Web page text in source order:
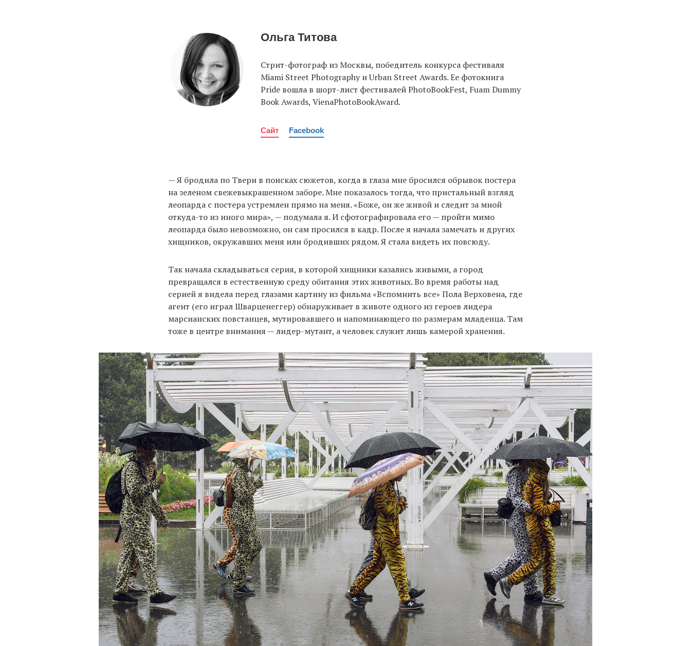
Ольга Титова
Стрит-фотограф из Москвы, победитель конкурса фестиваля
Miami Street Photography и Urban Street Awards. Ее фотокнига
Pride вошла в шорт-лист фестивалей PhotoBookFest, Fuam Dummy
Book Awards, VienaPhotoBookAward.
Сайт Facebook
— Я бродила по Твери в поисках сюжетов, когда в глаза мне бросился обрывок постера
на зеленом свежевыкрашенном заборе. Мне показалось тогда, что пристальный взгляд
леопарда с постера устремлен прямо на меня. «Боже, он же живой и следит за мной
откуда-то из иного мира», — подумала я. И сфотографировала его — пройти мимо
леопарда было невозможно, он сам просился в кадр. После я начала замечать и других
хищников, окружавших меня или бродивших рядом. Я стала видеть их повсюду.
Так начала складываться серия, в которой хищники казались живыми, а город
превращался в естественную среду обитания этих животных. Во время работы над
серией я видела перед глазами картину из фильма «Вспомнить все» Пола Верховена, где
агент (его играл Шварценеггер) обнаруживает в животе одного из героев лидера
марсианских повстанцев, мутировавшего и напоминающего по размерам младенца. Там
тоже в центре внимания — лидер-мутант, а человек служит лишь камерой хранения.